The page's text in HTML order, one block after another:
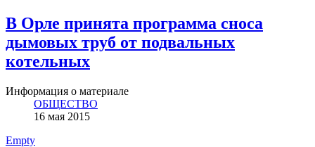
В Орле принята программа сноса
дымовых труб от подвальных
котельных
Информация о материале
ОБЩЕСТВО
16 мая 2015
Empty